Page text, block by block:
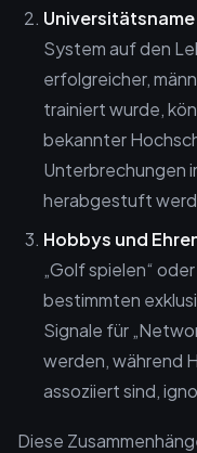
System auf den
erfolgreicher,
trainiert wurde,
bekannter
Unterbrechungen
herabgestuft
Hobbys und
„Golf spielen“
bestimmten
Signale für
werden, während
assoziiert sind,
Diese